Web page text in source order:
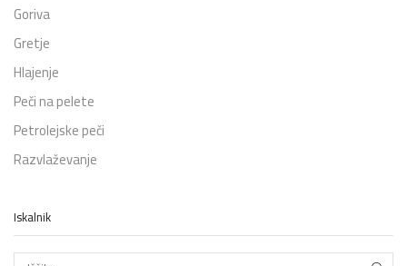
Goriva
Gretje
Hlajenje
Peči na pelete
Petrolejske peči
Razvlaževanje
Iskalnik